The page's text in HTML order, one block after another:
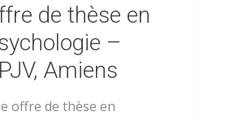
de thèse en
–
Amiens
offre de thèse en